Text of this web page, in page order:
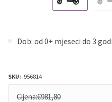
Dob: od 0+ mjeseci do 3
SKU: 956814
Cijena:€981,80